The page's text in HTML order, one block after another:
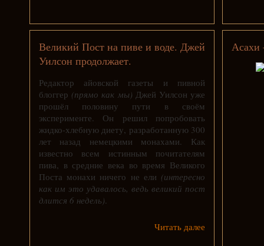
Великий Пост на пиве и воде. Джей
Уилсон продолжает.
Редактор айовской газеты и пивной
блоггер (прямо как мы) Джей Уилсон уже
прошёл половину пути в своём
эксперименте. Он решил попробовать
жидко-хлебную диету, разработанную 300
лет назад немецкими монахами. Как
известно всем истинным почитателям
пива, в средние века во время Великого
Поста монахи ничего не ели (интересно
как им это удавалось, ведь великий пост
длится 6 недель).
Читать далее
Асахи